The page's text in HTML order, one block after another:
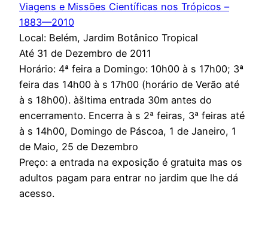
Viagens e Missões Científicas nos Trópicos –
1883—2010
Local: Belém, Jardim Botânico Tropical
Até 31 de Dezembro de 2011
Horário: 4ª feira a Domingo: 10h00 à s 17h00; 3ª
feira das 14h00 à s 17h00 (horário de Verão até
à s 18h00). àšltima entrada 30m antes do
encerramento. Encerra à s 2ª feiras, 3ª feiras até
à s 14h00, Domingo de Páscoa, 1 de Janeiro, 1
de Maio, 25 de Dezembro
Preço: a entrada na exposição é gratuita mas os
adultos pagam para entrar no jardim que lhe dá
acesso.